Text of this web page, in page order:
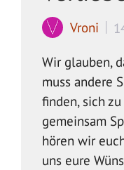
Vroni
Wir glauben,
muss andere
finden, sich
gemeinsam
hören wir
uns eure